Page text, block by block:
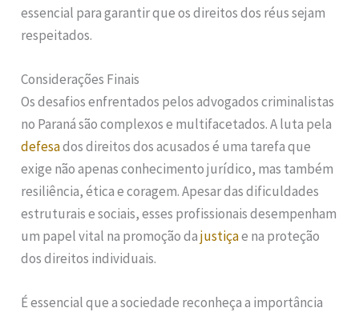
essencial para garantir que os direitos dos réus sejam
respeitados.
Considerações Finais
Os desafios enfrentados pelos advogados criminalistas
no Paraná são complexos e multifacetados. A luta pela
defesados direitos dos acusados é uma tarefa que
exige não apenas conhecimento jurídico, mas também
resiliência, ética e coragem. Apesar das dificuldades
estruturais e sociais, esses profissionais desempenham
um papel vital na promoção dajustiçae na proteção
dos direitos individuais.
É essencial que a sociedade reconheça a importância